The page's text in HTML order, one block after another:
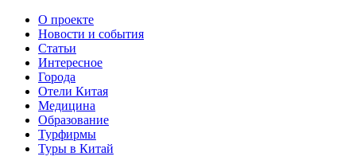
О проекте
Новости и события
Статьи
Интересное
Города
Отели Китая
Медицина
Образование
Турфирмы
Туры в Китай